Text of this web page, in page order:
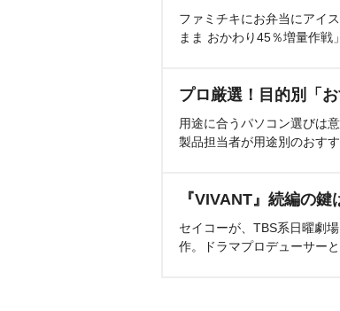
ファミチキにお弁当にアイ
まま おかわり45％増量作戦
プロ厳選！目的別「
用途に合うパソコン選びは
製品担当者が用途別のおす
『VIVANT』続編の
セイコーが、TBS系日曜劇
作。ドラマプロデューサー